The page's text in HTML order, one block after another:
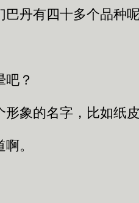
丹有四十多个品种
？
象的名字，比如纸
。